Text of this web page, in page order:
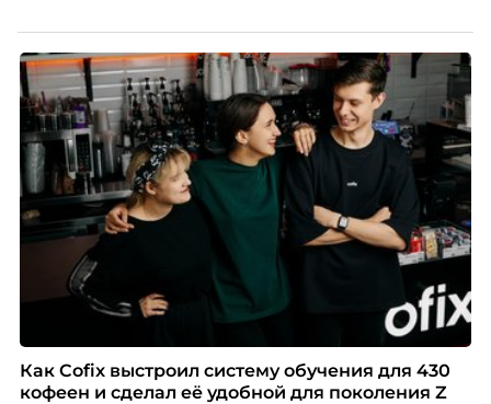
Как Cofix выстроил систему обучения для 430
кофеен и сделал её удобной для поколения Z